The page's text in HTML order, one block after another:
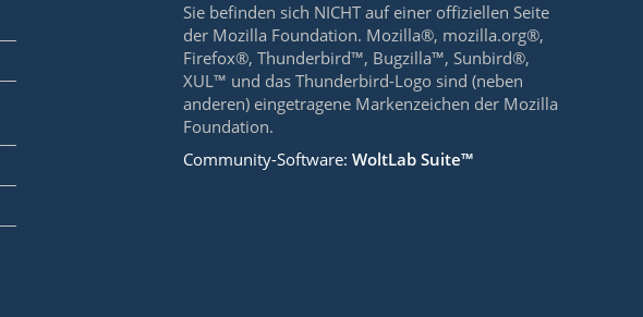
Sie befinden sich NICHT auf einer offiziellen Seite
der Mozilla Foundation. Mozilla®, mozilla.org®,
Firefox®, Thunderbird™, Bugzilla™, Sunbird®,
XUL™ und das Thunderbird-Logo sind (neben
anderen) eingetragene Markenzeichen der Mozilla
Foundation.
Community-Software:WoltLab Suite™